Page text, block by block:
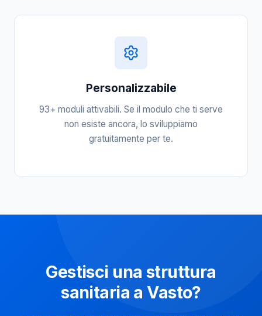
Personalizzabile
93+ moduli attivabili. Se il modulo che ti serve
non esiste ancora, lo sviluppiamo
gratuitamente per te.
Gestisci una struttura
sanitaria a Vasto?